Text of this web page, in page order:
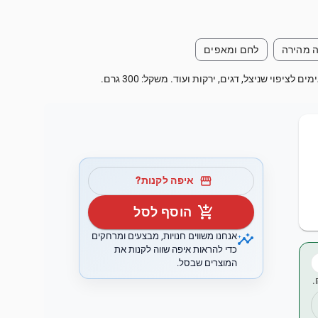
מהירה לחם ומאפים
שניצל, דגים, ירקות ועוד. משקל: 300 גרם.
storefront איפה לקנות?
add_shopping_cart הוסף לסל
insightsאנחנו משווים חנויות, מבצעים ומרחקים
כדי להראות איפה שווה לקנות את
המוצרים שבסל.